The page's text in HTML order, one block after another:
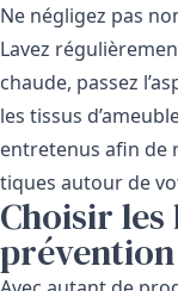
Ne négligez pas
Lavez
chaude, passez
les tissus
entretenus afin de
tiques autour de
Choisir